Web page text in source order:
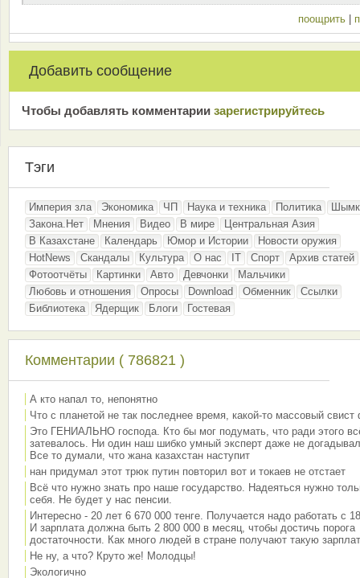
поощрить |
Добавить сообщение
Чтобы добавлять комментарии зарeгиcтрирyйтeсь
Тэги
Империя зла Экономика ЧП Наука и техника Политика
Закона.Нет
Мнения Видео В мире
Центральная Азия
В Казахстане
Календарь Юмор и Истории
Новости оружия
HotNews
Скандалы Культура О нас IT Спорт
Архив статей
Фотоотчёты
Картинки Авто Девчонки
Мальчики
Любовь и отношения
Опросы Download Обменник
Ссылки
Библиотека
Ядерщик Блоги Гостевая
Комментарии ( 786821 )
А кто напал то, непонятно
Что с планетой не так последнее время, какой-то массовый свист
Это ГЕНИАЛЬНО господа. Кто бы мог подумать, что ради этого
затевалось. Ни один наш шибко умный эксперт даже не
Все то думали, что жана казахстан наступит
нан придумал этот трюк путин повторил вот и токаев не отстает
Всё что нужно знать про наше государство. Надеяться нужно
себя. Не будет у нас пенсии.
Интересно - 20 лет 6 670 000 тенге. Получается надо работать с
И зарплата должна быть 2 800 000 в месяц, чтобы достичь порога
достаточности. Как много людей в стране получают такую
Не ну, а что? Круто же! Молодцы!
Экологично